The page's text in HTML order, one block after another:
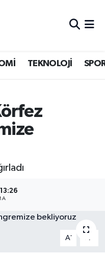
TEKNOLOJİ
A- A
Fikstür